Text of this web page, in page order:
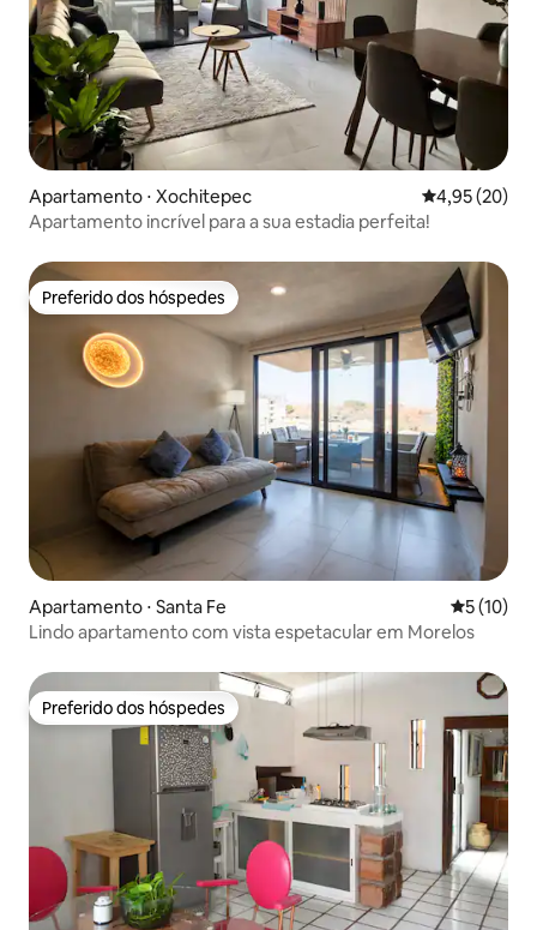
Apartamento ⋅ Xochitepec 4,95 de uma
4,95 (20)
Apartamento incrível para a sua estadia perfeita!
Preferido dos hóspedes
Preferido dos hóspedes
Apartamento ⋅ Santa Fe 5 de uma
5 (10)
Lindo apartamento com vista espetacular em Morelos
Preferido dos hóspedes
Preferido dos hóspedes